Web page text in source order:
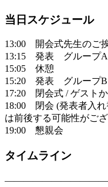
当日スケジュール
13:00 開会式先生のご
13:15 発表 グループA
15:05 休憩
15:20 発表 グループB
17:20 閉会式 / ゲスト
18:00 閉会 (発表者入れ
は前後する可能性がご
19:00 懇親会
タイムライン